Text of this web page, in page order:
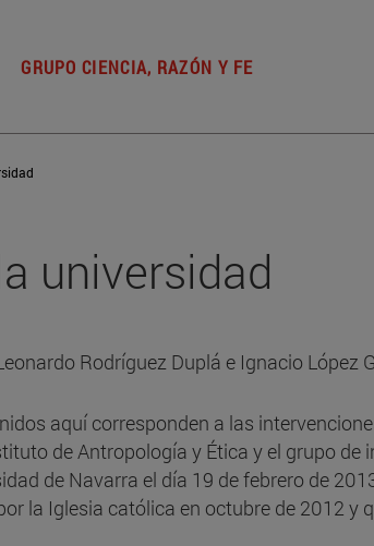
GRUPO CIENCIA, RAZÓN Y FE
universidad
Rodríguez Duplá e Ignacio López
aquí corresponden a las
de Antropología y Ética y el grupo de
de Navarra el día 19 de febrero de
la Iglesia católica en octubre de 2012 y